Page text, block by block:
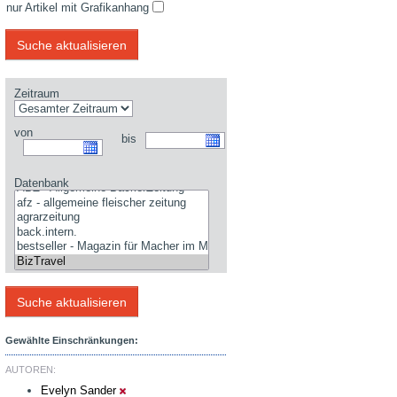
nur Artikel mit Grafikanhang
Zeitraum
von bis
Datenbank
Gewählte Einschränkungen:
AUTOREN:
Evelyn Sander